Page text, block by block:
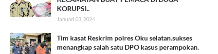
KORUPSI..
Januari 03, 2024
Tim kasat Reskrim polres Oku selatan.sukses
menangkap salah satu DPO kasus perampokan.